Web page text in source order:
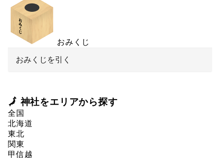
おみくじ
おみくじを引く
🗾 神社をエリアから探す
全国
北海道
東北
関東
甲信越